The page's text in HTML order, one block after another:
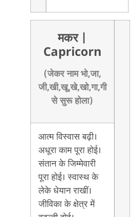
मकर
Capricorn
(जेकर नाम भो,जा,
जी,खी,खू,खे,खो,गा,गी
से सुरू होला)
आत्म विस्वास बढ़ी।
अधूरा काम पूरा होई।
संतान के जिम्मेवारी
पूरा होई। स्वास्थ के
लेके धेयान राखीं।
जीविका के क्षेत्र में